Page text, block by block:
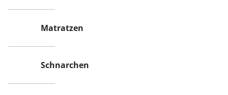
Matratzen
Schnarchen